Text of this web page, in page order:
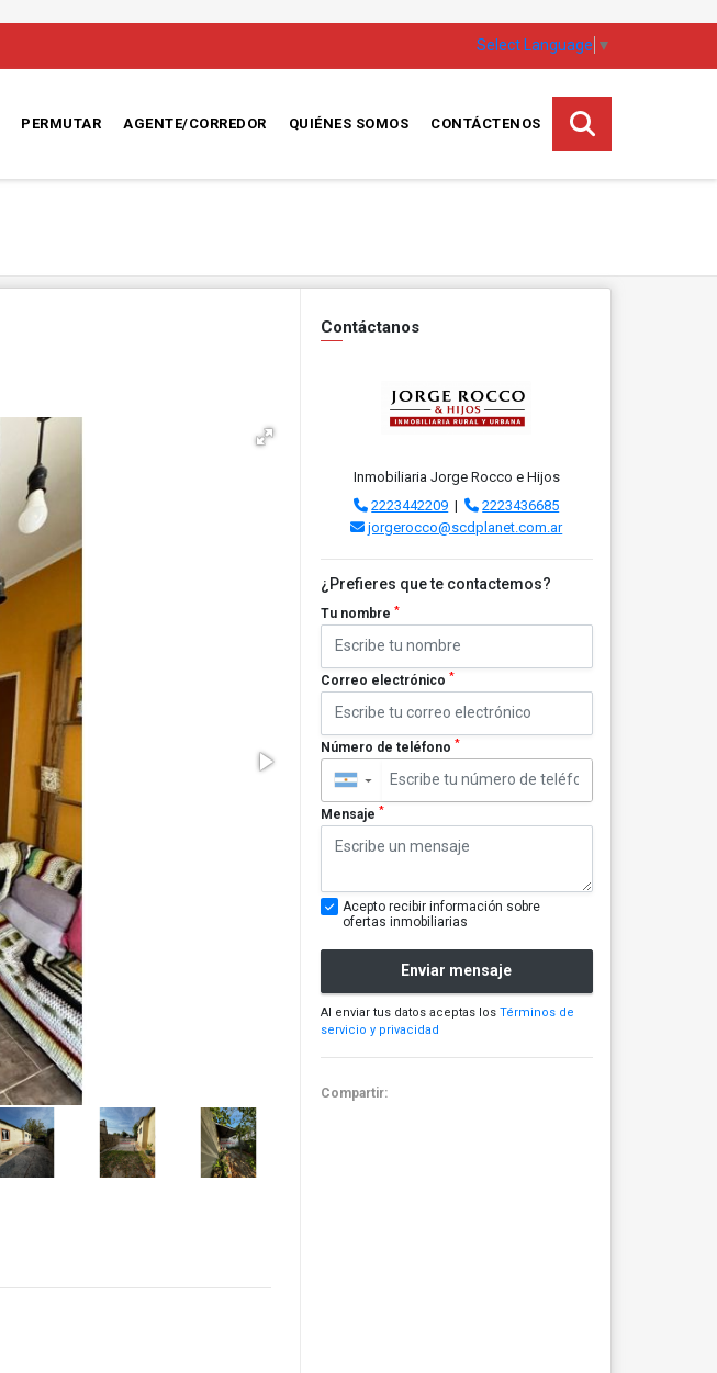
Select Language ▼
PERMUTAR AGENTE/CORREDOR QUIÉNES SOMOS CONTÁCTENOS
Contáctanos
Inmobiliaria Jorge Rocco e Hijos
2223442209 |
2223436685
jorgerocco@scdplanet.com.ar
¿Prefieres que te contactemos?
Tu nombre *
Correo electrónico *
Número de teléfono *
▼
Mensaje *
Acepto recibir información sobre
ofertas inmobiliarias
Enviar mensaje
Al enviar tus datos aceptas los Términos de
servicio y privacidad
Compartir: